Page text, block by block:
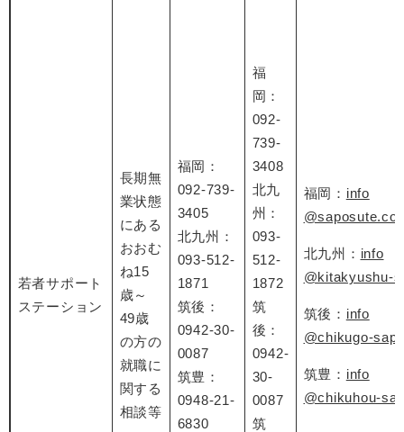
若者サポート
ステーション
長期無
業状態
にある
おおむ
ね15
歳～
49歳
の方の
就職に
関する
相談等
福岡：
092-739-
3405
北九州：
093-512-
1871
筑後：
0942-30-
0087
筑豊：
0948-21-
6830
福
岡：
092-
739-
3408
北九
州：
093-
512-
1872
筑
後：
0942-
30-
0087
筑
福岡： info
北九州： info
@kitakyushu-
筑後： info
@chikugo-
筑豊： info
@chikuhou-